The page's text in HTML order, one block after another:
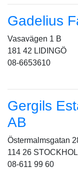
Gadelius
Vasavägen 1 B
181 42 LIDINGÖ
08-6653610
Gergils
AB
Östermalmsgatan
114 26
08-611 99 60